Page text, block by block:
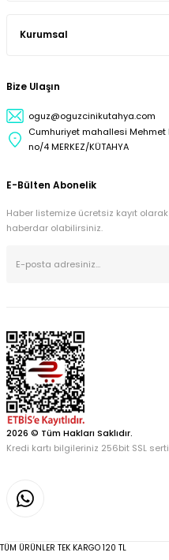
Kurumsal
Bize Ulaşın
oguz@oguzcinikutahya.com
Cumhuriyet mahallesi Mehmet
no/4 MERKEZ/KÜTAHYA
E-Bülten Abonelik
Haber listemize ücretsiz kayıt
haberdar olabilirsiniz.
2026 © Tüm Hakları Saklıdır.
Kredi kartı bilgileriniz 256bit SSL
TÜM ÜRÜNLER TEK KARGO 120 TL